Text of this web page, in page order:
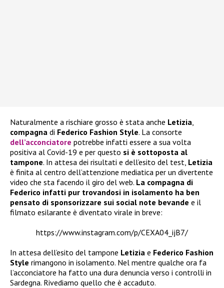
Naturalmente a rischiare grosso è stata anche Letizia
compagna di Federico Fashion Style. La consorte
dell’acconciatore potrebbe infatti essere a sua volta
positiva al Covid-19 e per questo si è sottoposta al
tampone. In attesa dei risultati e dell’esito del test, Letizia
è finita al centro dell’attenzione mediatica per un divertente
video che sta facendo il giro del web. La compagna di
Federico infatti pur trovandosi in isolamento ha ben
pensato di sponsorizzare sui social note bevande e il
filmato esilarante è diventato virale in breve:
https://www.instagram.com/p/CEXA04_ijB7/
In attesa dell’esito del tampone Letizia e Federico Fashion
Style rimangono in isolamento. Nel mentre qualche ora fa
l’acconciatore ha fatto una dura denuncia verso i controlli in
Sardegna. Rivediamo quello che è accaduto.